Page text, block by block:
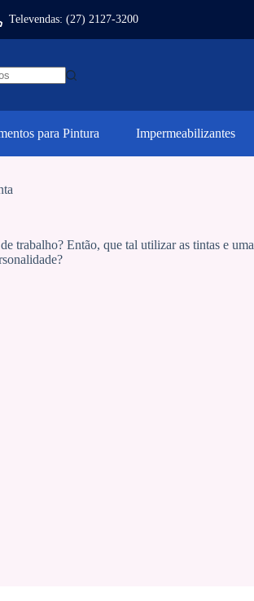
Televendas: (27) 2127-3200
para Pintura Impermeabilizantes
trabalho? Então, que tal utilizar as tintas e uma